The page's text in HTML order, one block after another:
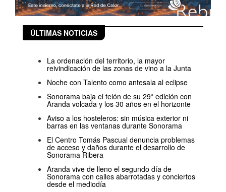
ÚLTIMAS NOTICIAS
La ordenación del territorio, la mayor
reivindicación de las zonas de vino a la Junta
Noche con Talento como antesala al eclipse
Sonorama baja el telón de su 29ª edición con
Aranda volcada y los 30 años en el horizonte
Aviso a los hosteleros: sin música exterior ni
barras en las ventanas durante Sonorama
El Centro Tomás Pascual denuncia problemas
de acceso y daños durante el desarrollo de
Sonorama Ribera
Aranda vive de lleno el segundo día de
Sonorama con calles abarrotadas y conciertos
desde el mediodía